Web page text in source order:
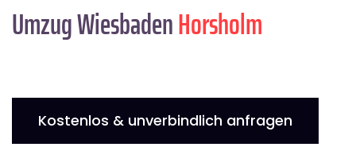
Umzug WiesbadenHorsholm
Kostenlos & unverbindlich anfragen